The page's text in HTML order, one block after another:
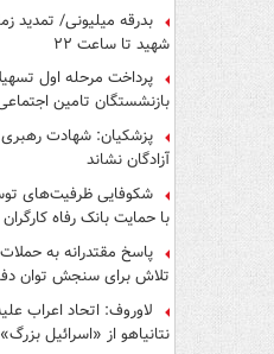
بدرقه میلیونی/ تمدید
شهید تا ساعت ۲۲
بازنشستگان تامین
پزشکیان: شهادت
آزادگان نشاند
شکوفایی ظرفیت‌های
با حمایت‌ بانک رفاه کارگران
پاسخ مقتدرانه به
تلاش برای سنجش توان
لاوروف: اتحاد اعراب
نتانیاهو از «اسرائیل